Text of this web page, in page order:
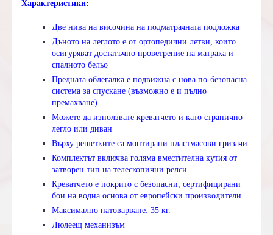
Характеристики:
Две нива на височина на подматрачната подложка
Дъното на леглото е от ортопедични летви, които
осигуряват достатъчно проветрение на матрака и
спалното бельо
Предната облегалка е подвижна с нова по-безопасна
система за спускане (възможно е и пълно
премахване)
Можете да използвате креватчето и като странично
легло или диван
Върху решетките са монтирани пластмасови гризачи
Комплектът включва голяма вместителна кутия от
затворен тип на телескопични релси
Креватчето е покрито с безопасни, сертифицирани
бои на водна основа от европейски производители
Максимално натоварване: 35 кг.
Люлеещ механизъм